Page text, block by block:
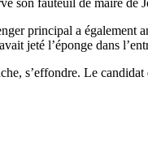
principal a également
jeté l’éponge dans
s’effondre. Le